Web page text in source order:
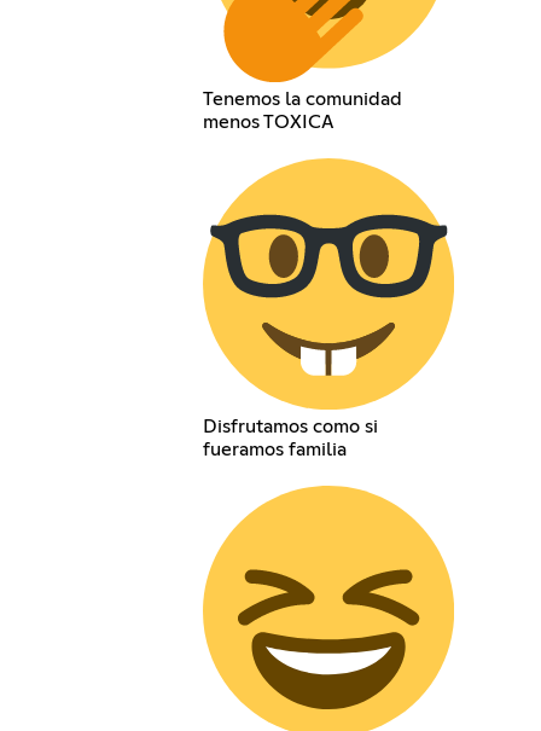
Tenemos la comunidad
menos TOXICA
Disfrutamos como si
fueramos familia